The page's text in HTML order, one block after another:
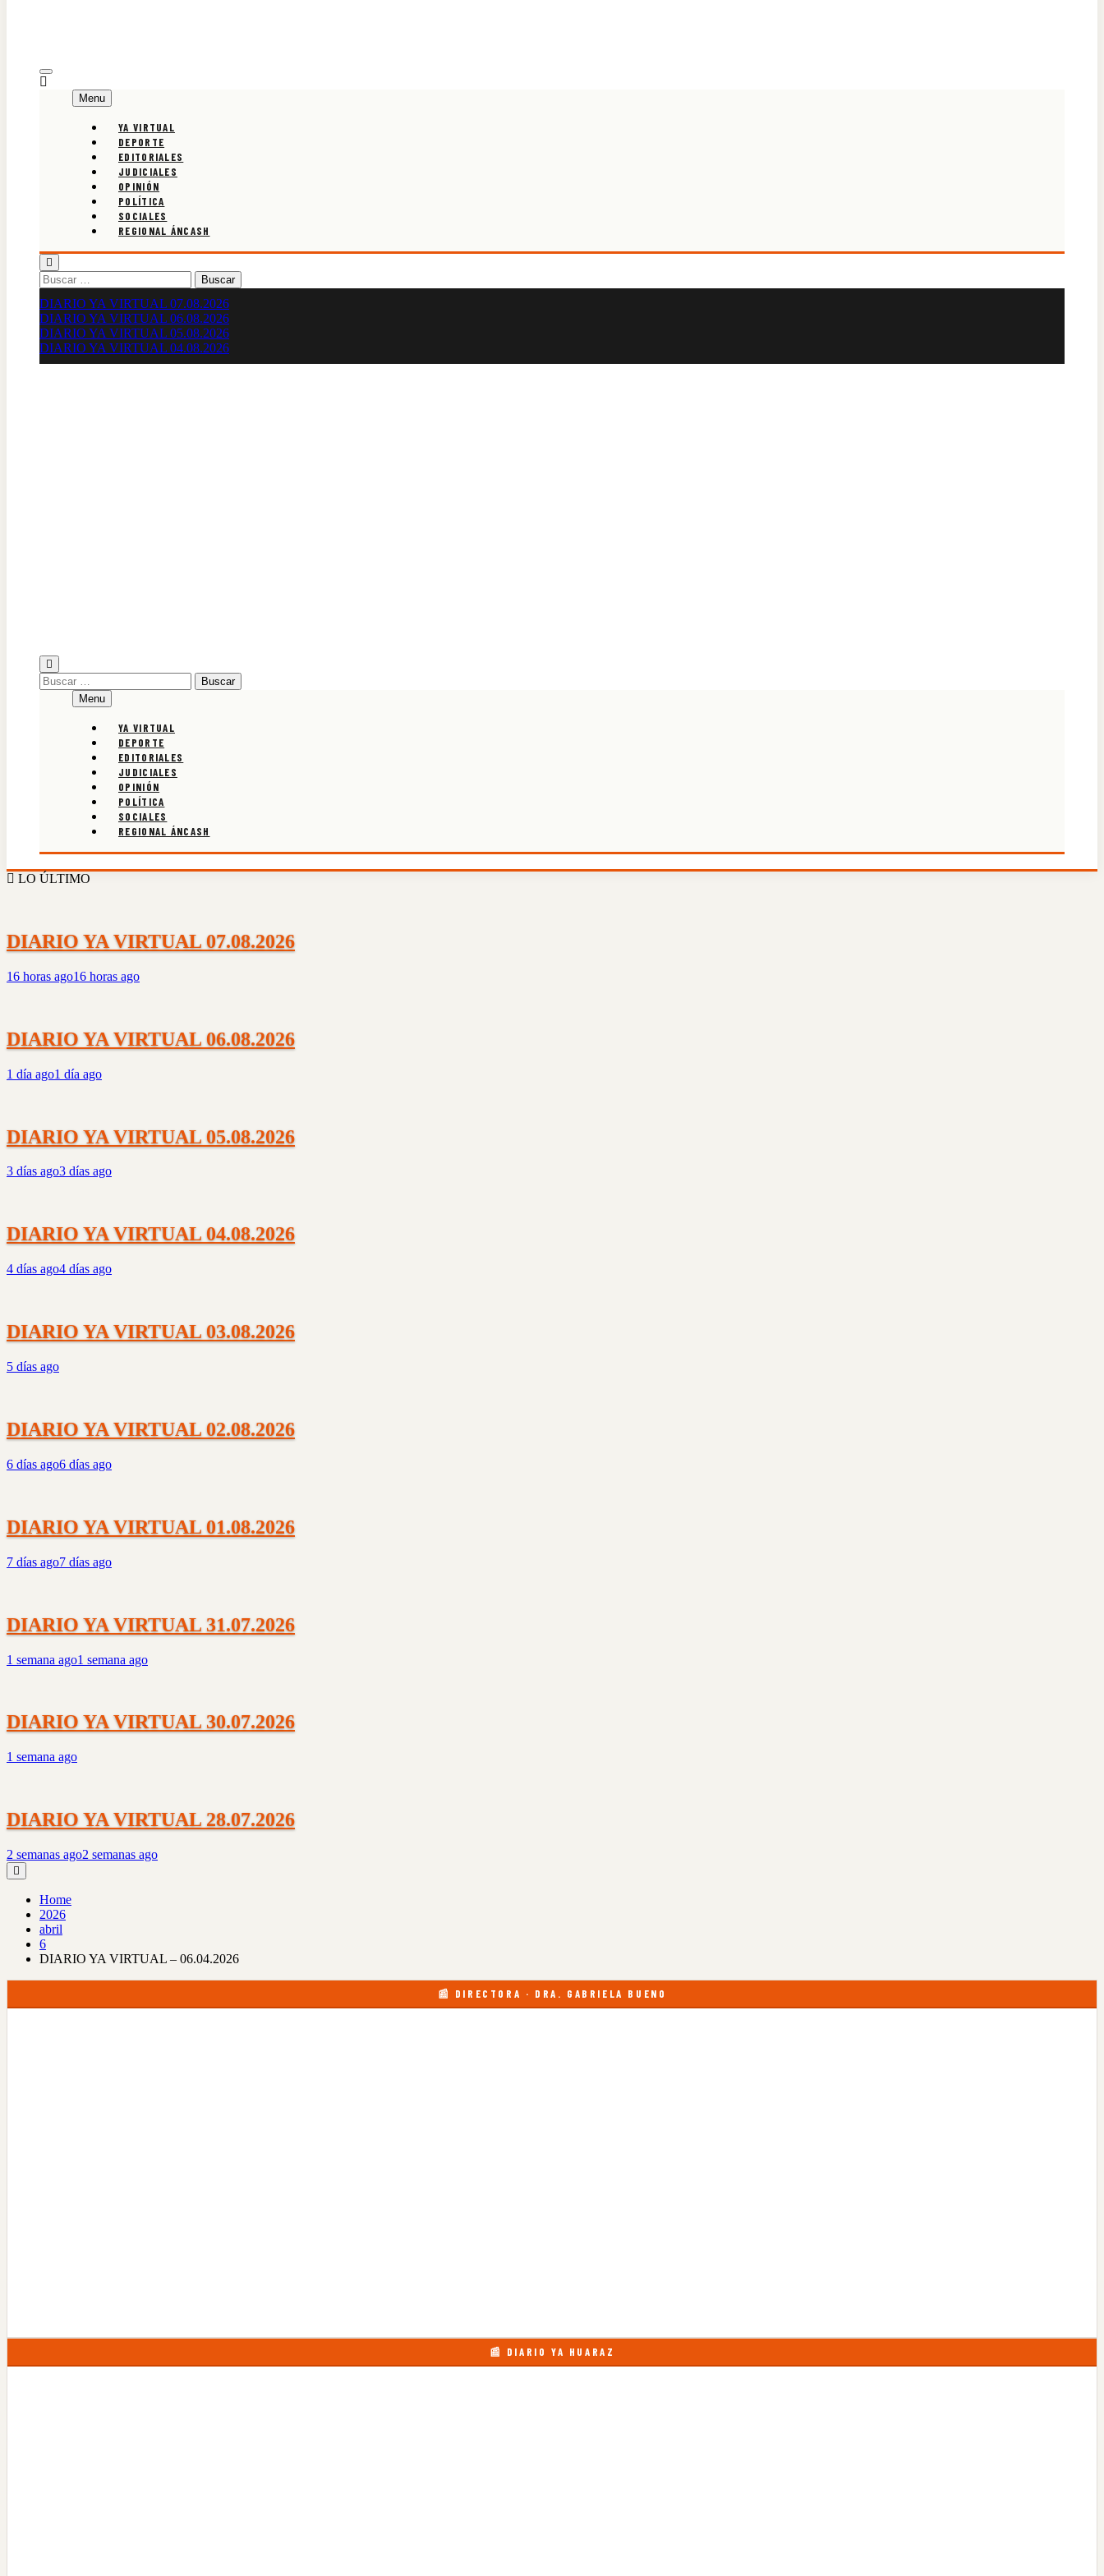
Menu
YA VIRTUAL
DEPORTE
EDITORIALES
JUDICIALES
OPINIÓN
POLÍTICA
SOCIALES
REGIONAL ÁNCASH
Buscar:
DIARIO YA VIRTUAL 07.08.2026
DIARIO YA VIRTUAL 06.08.2026
DIARIO YA VIRTUAL 05.08.2026
DIARIO YA VIRTUAL 04.08.2026
Buscar:
Menu
YA VIRTUAL
DEPORTE
EDITORIALES
JUDICIALES
OPINIÓN
POLÍTICA
SOCIALES
REGIONAL ÁNCASH
LO ÚLTIMO
DIARIO YA VIRTUAL 07.08.2026
16 horas ago16 horas ago
DIARIO YA VIRTUAL 06.08.2026
1 día ago1 día ago
DIARIO YA VIRTUAL 05.08.2026
3 días ago3 días ago
DIARIO YA VIRTUAL 04.08.2026
4 días ago4 días ago
DIARIO YA VIRTUAL 03.08.2026
5 días ago
DIARIO YA VIRTUAL 02.08.2026
6 días ago6 días ago
DIARIO YA VIRTUAL 01.08.2026
7 días ago7 días ago
DIARIO YA VIRTUAL 31.07.2026
1 semana ago1 semana ago
DIARIO YA VIRTUAL 30.07.2026
1 semana ago
DIARIO YA VIRTUAL 28.07.2026
2 semanas ago2 semanas ago
Home
2026
abril
6
DIARIO YA VIRTUAL – 06.04.2026
📰 DIRECTORA · DRA. GABRIELA BUENO
📰 DIARIO YA HUARAZ